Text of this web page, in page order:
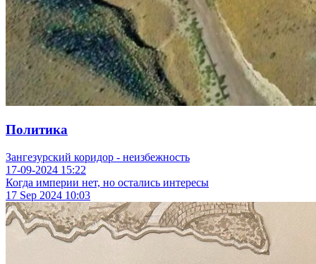
Политика
Зангезурский коридор - неизбежность
17-09-2024 15:22
Когда империи нет, но остались интересы
17 Sep 2024 10:03